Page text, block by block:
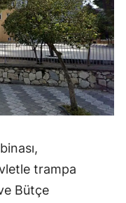
trampa
Bütçe